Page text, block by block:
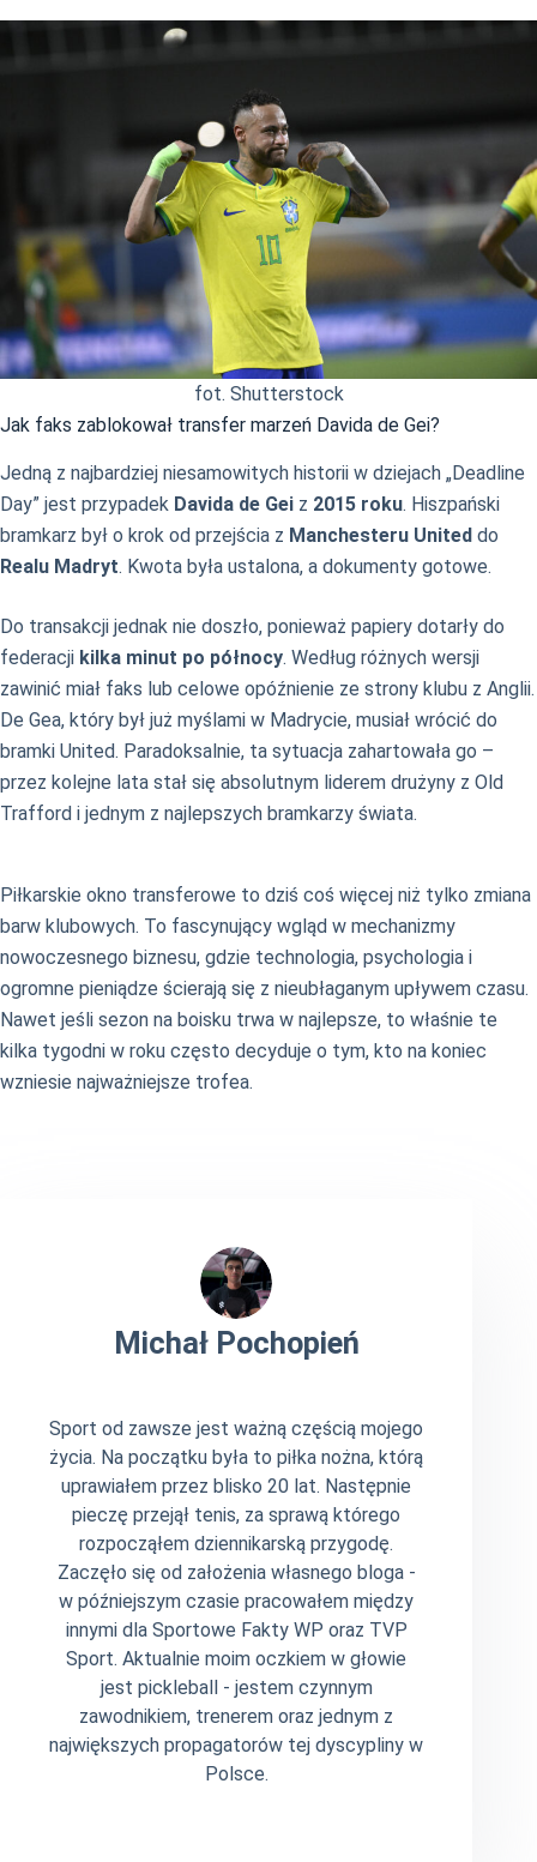
fot. Shutterstock
Jak faks zablokował transfer marzeń Davida de Gei?
Jedną z najbardziej niesamowitych historii w dziejach „Deadline
Day” jest przypadek Davida de Gei z 2015 roku. Hiszpański
bramkarz był o krok od przejścia z Manchesteru United do
Realu Madryt. Kwota była ustalona, a dokumenty gotowe.
Do transakcji jednak nie doszło, ponieważ papiery dotarły do
federacji kilka minut po północy. Według różnych wersji
zawinić miał faks lub celowe opóźnienie ze strony klubu z Anglii.
De Gea, który był już myślami w Madrycie, musiał wrócić do
bramki United. Paradoksalnie, ta sytuacja zahartowała go –
przez kolejne lata stał się absolutnym liderem drużyny z Old
Trafford i jednym z najlepszych bramkarzy świata.
Piłkarskie okno transferowe to dziś coś więcej niż tylko zmiana
barw klubowych. To fascynujący wgląd w mechanizmy
nowoczesnego biznesu, gdzie technologia, psychologia i
ogromne pieniądze ścierają się z nieubłaganym upływem czasu.
Nawet jeśli sezon na boisku trwa w najlepsze, to właśnie te
kilka tygodni w roku często decyduje o tym, kto na koniec
wzniesie najważniejsze trofea.
Michał Pochopień
Sport od zawsze jest ważną częścią mojego
życia. Na początku była to piłka nożna, którą
uprawiałem przez blisko 20 lat. Następnie
pieczę przejął tenis, za sprawą którego
rozpocząłem dziennikarską przygodę.
Zaczęło się od założenia własnego bloga -
w późniejszym czasie pracowałem między
innymi dla Sportowe Fakty WP oraz TVP
Sport. Aktualnie moim oczkiem w głowie
jest pickleball - jestem czynnym
zawodnikiem, trenerem oraz jednym z
największych propagatorów tej dyscypliny w
Polsce.